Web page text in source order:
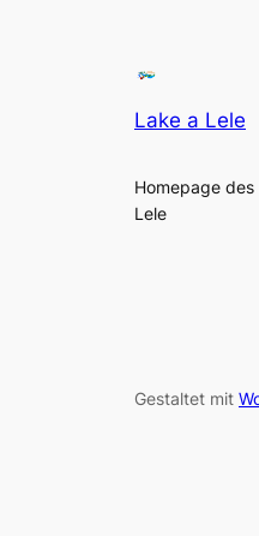
Lake a Lele
Homepage
Lele
Gestaltet mit